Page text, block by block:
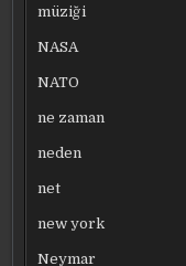
müziği
NASA
NATO
ne zaman
neden
net
new york
Neymar